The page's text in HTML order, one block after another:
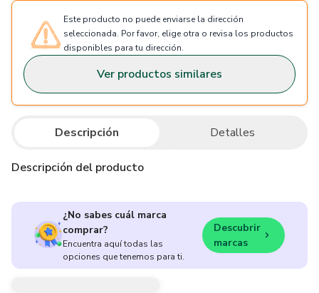
Este producto no puede enviarse la dirección
seleccionada. Por favor, elige otra o revisa los productos
disponibles para tu dirección.
Ver productos similares
Descripción Detalles
Descripción del producto
¿No sabes cuál marca
comprar?
Encuentra aquí todas las
opciones que tenemos para ti.
Descubrir
marcas